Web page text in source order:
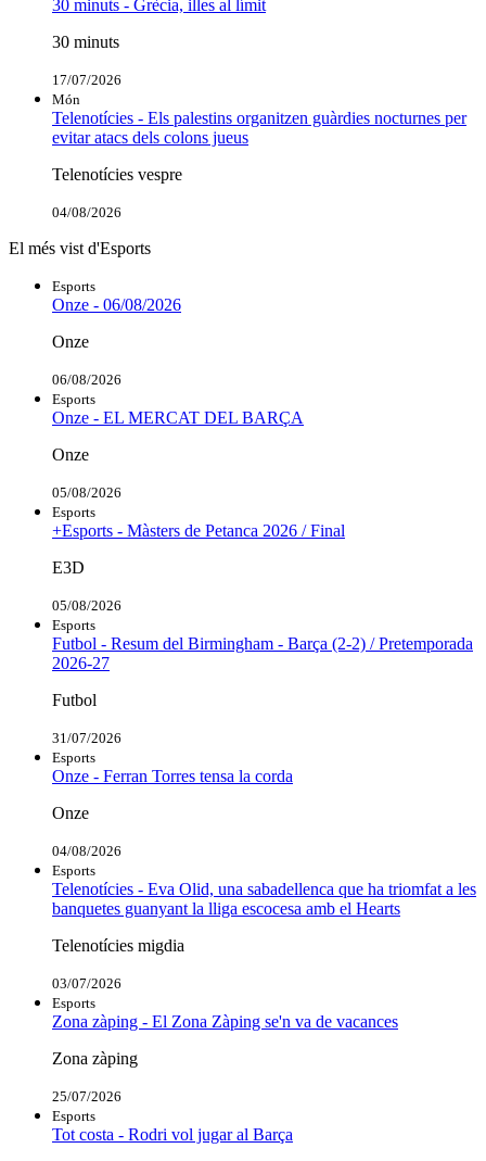
30 minuts - Grècia, illes al límit
30 minuts
17/07/2026
Món
Telenotícies - Els palestins organitzen guàrdies nocturnes per
evitar atacs dels colons jueus
Telenotícies vespre
04/08/2026
El més vist d'Esports
Esports
Onze - 06/08/2026
Onze
06/08/2026
Esports
Onze - EL MERCAT DEL BARÇA
Onze
05/08/2026
Esports
+Esports - Màsters de Petanca 2026 / Final
E3D
05/08/2026
Esports
Futbol - Resum del Birmingham - Barça (2-2) / Pretemporada
2026-27
Futbol
31/07/2026
Esports
Onze - Ferran Torres tensa la corda
Onze
04/08/2026
Esports
Telenotícies - Eva Olid, una sabadellenca que ha triomfat a les
banquetes guanyant la lliga escocesa amb el Hearts
Telenotícies migdia
03/07/2026
Esports
Zona zàping - El Zona Zàping se'n va de vacances
Zona zàping
25/07/2026
Esports
Tot costa - Rodri vol jugar al Barça